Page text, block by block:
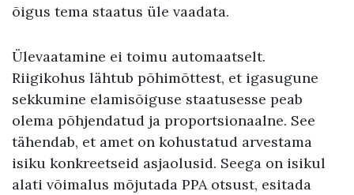
õigus tema staatus üle vaadata.
Ülevaatamine ei toimu automaatselt.
Riigikohus lähtub põhimõttest, et igasugune
sekkumine elamisõiguse staatusesse peab
olema põhjendatud ja proportsionaalne. See
tähendab, et amet on kohustatud arvestama
isiku konkreetseid asjaolusid. Seega on isikul
alati võimalus mõjutada PPA otsust, esitada